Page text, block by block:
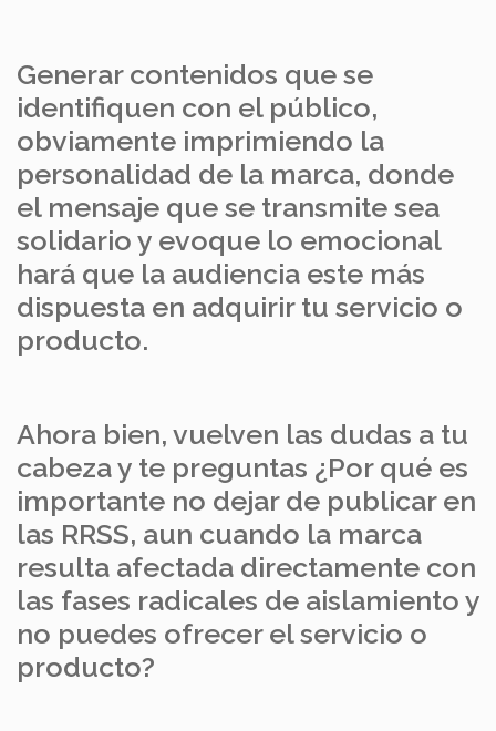
Generar contenidos que se
identifiquen con el público,
obviamente imprimiendo la
personalidad de la marca, donde
el mensaje que se transmite sea
solidario y evoque lo emocional
hará que la audiencia este más
dispuesta en adquirir tu servicio o
producto.
Ahora bien, vuelven las dudas a tu
cabeza y te preguntas ¿Por qué es
importante no dejar de publicar en
las RRSS, aun cuando la marca
resulta afectada directamente con
las fases radicales de aislamiento y
no puedes ofrecer el servicio o
producto?